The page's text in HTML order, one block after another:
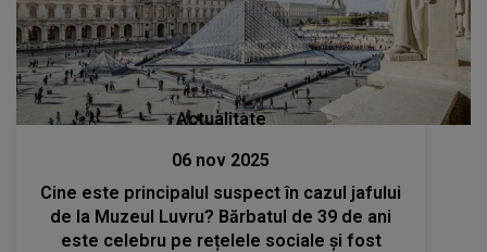
Actualitate
06 nov 2025
Cine este principalul suspect în cazul jafului
de la Muzeul Luvru? Bărbatul de 39 de ani
este celebru pe rețelele sociale și fost